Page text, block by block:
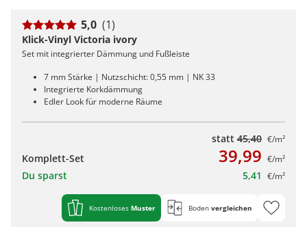
5,0 (1)
Klick-Vinyl Victoria ivory
Set mit integrierter Dämmung und Fußleiste
7 mm Stärke | Nutzschicht: 0,55 mm | NK 33
Integrierte Korkdämmung
Edler Look für moderne Räume
statt 45,40 €/m²
Komplett-Set 39,99 €/m²
Du sparst 5,41 €/m²
Kostenloses Muster Boden vergleichen